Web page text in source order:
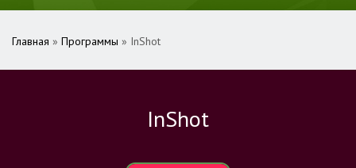
Главная » Программы » InShot
InShot